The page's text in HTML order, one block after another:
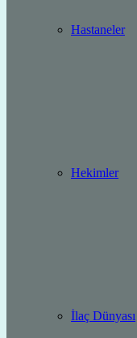
Hastaneler
Hekimler
İlaç Dünyası